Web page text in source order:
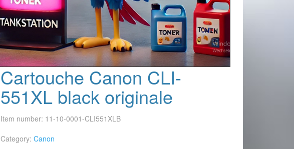
Cartouche Canon CLI-
551XL black originale
Item number: 11-10-0001-CLI551XLB
Category: Canon